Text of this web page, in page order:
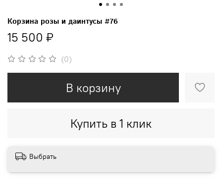
(0)
Корзина розы и даинтусы #76
15 500 ₽
В корзину
Купить в 1 клик
Выбрать